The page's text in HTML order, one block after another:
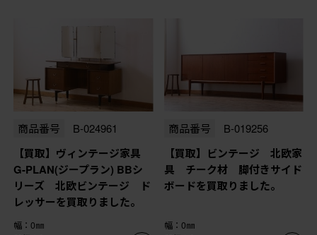
商品番号 B-024961
【買取】ヴィンテージ家具
G-PLAN(ジープラン) BBシ
リーズ 北欧ビンテージ ド
レッサーを買取りました。
幅：0㎜
商品番号 B-019256
【買取】ビンテージ 北欧家
具 チーク材 脚付きサイド
ボードを買取りました。
幅：0㎜